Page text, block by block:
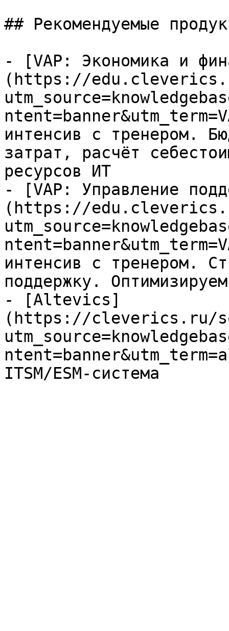
## Рекомендуемые
- [VAP: Экономика и
(https://
интенсив с тренером.
затрат, расчёт
ресурсов ИТ
- [VAP: Управление
(https://
интенсив с тренером.
поддержку.
- [Altevics]
(https://cleverics.ru/
ITSM/ESM-система